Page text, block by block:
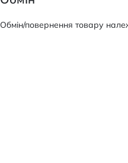
Обмін/повернення товару